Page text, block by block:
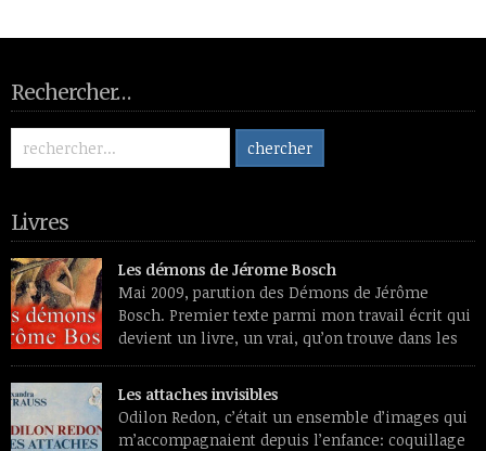
Rechercher…
Livres
Les démons de Jérome Bosch
Mai 2009, parution des Démons de Jérôme
Bosch. Premier texte parmi mon travail écrit qui
devient un livre, un vrai, qu’on trouve dans les
librairies et les sites de vente de livres et aura
des lecteurs inconnus de moi. Premier souvenir de travail, un
livre de reproductions feuilleté dans une chaise longue, l’été.
L’émerveillement devant […]
Les attaches invisibles
Odilon Redon, c’était un ensemble d’images qui
m’accompagnaient depuis l’enfance: coquillage